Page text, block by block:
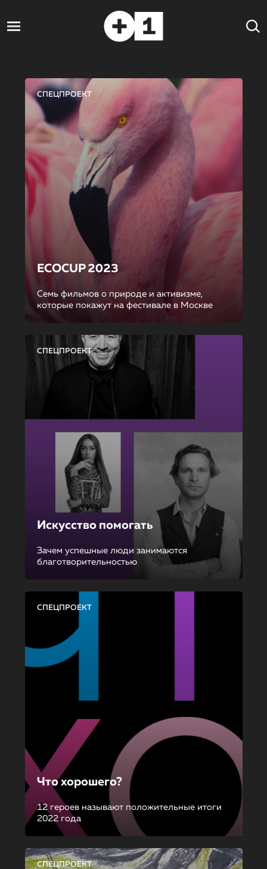
СПЕЦПРОЕКТ
ECOCUP 2023
Семь фильмов о природе и активизме,
которые покажут на фестивале в Москве
СПЕЦПРОЕКТ
Искусство помогать
Зачем успешные люди занимаются
благотворительностью
СПЕЦПРОЕКТ
Что хорошего?
12 героев называют положительные итоги
2022 года
СПЕЦПРОЕКТ